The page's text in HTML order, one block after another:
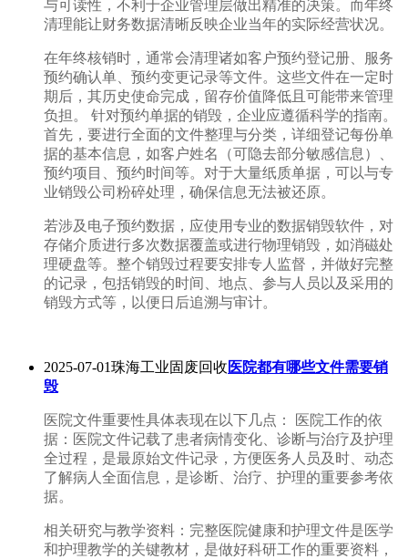
与可读性，不利于企业管理层做出精准的决策。而年终
清理能让财务数据清晰反映企业当年的实际经营状况。
在年终核销时，通常会清理诸如客户预约登记册、服务
预约确认单、预约变更记录等文件。这些文件在一定时
期后，其历史使命完成，留存价值降低且可能带来管理
负担。 针对预约单据的销毁，企业应遵循科学的指南。
首先，要进行全面的文件整理与分类，详细登记每份单
据的基本信息，如客户姓名（可隐去部分敏感信息）、
预约项目、预约时间等。对于大量纸质单据，可以与专
业销毁公司粉碎处理，确保信息无法被还原。
若涉及电子预约数据，应使用专业的数据销毁软件，对
存储介质进行多次数据覆盖或进行物理销毁，如消磁处
理硬盘等。整个销毁过程要安排专人监督，并做好完整
的记录，包括销毁的时间、地点、参与人员以及采用的
销毁方式等，以便日后追溯与审计。
2025-07-01珠海工业固废回收 医院都有哪些文件需要销
毁
医院文件重要性具体表现在以下几点： 医院工作的依
据：医院文件记载了患者病情变化、诊断与治疗及护理
全过程，是最原始文件记录，方便医务人员及时、动态
了解病人全面信息，是诊断、治疗、护理的重要参考依
据。
相关研究与教学资料：完整医院健康和护理文件是医学
和护理教学的关键教材，是做好科研工作的重要资料，